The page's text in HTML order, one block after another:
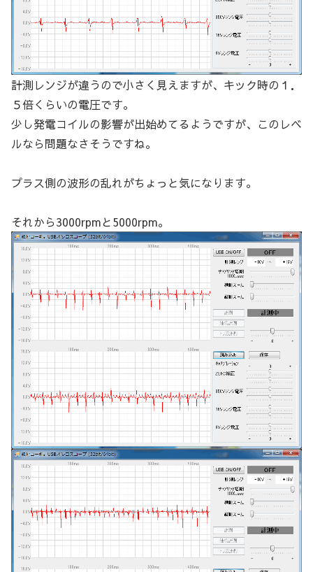
計測レンジが違うので小さく見えますが、キック時の１．
５倍くらいの電圧です。
少し発電コイルの影響が出始めてるようですが、このレベ
ルなら問題なさそうですね。
プラス側の波形の乱れがちょっと気になります。
それから3000rpmと5000rpm。